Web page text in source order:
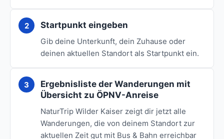
Startpunkt eingeben
Gib deine Unterkunft, dein Zuhause oder
deinen aktuellen Standort als Startpunkt ein.
Ergebnisliste der Wanderungen mit
Übersicht zu ÖPNV-Anreise
NaturTrip Wilder Kaiser zeigt dir jetzt alle
Wanderungen, die von deinem Standort zur
aktuellen Zeit gut mit Bus & Bahn erreichbar